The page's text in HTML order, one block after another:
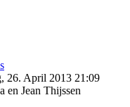
26. April 2013 21:09
en Jean Thijssen